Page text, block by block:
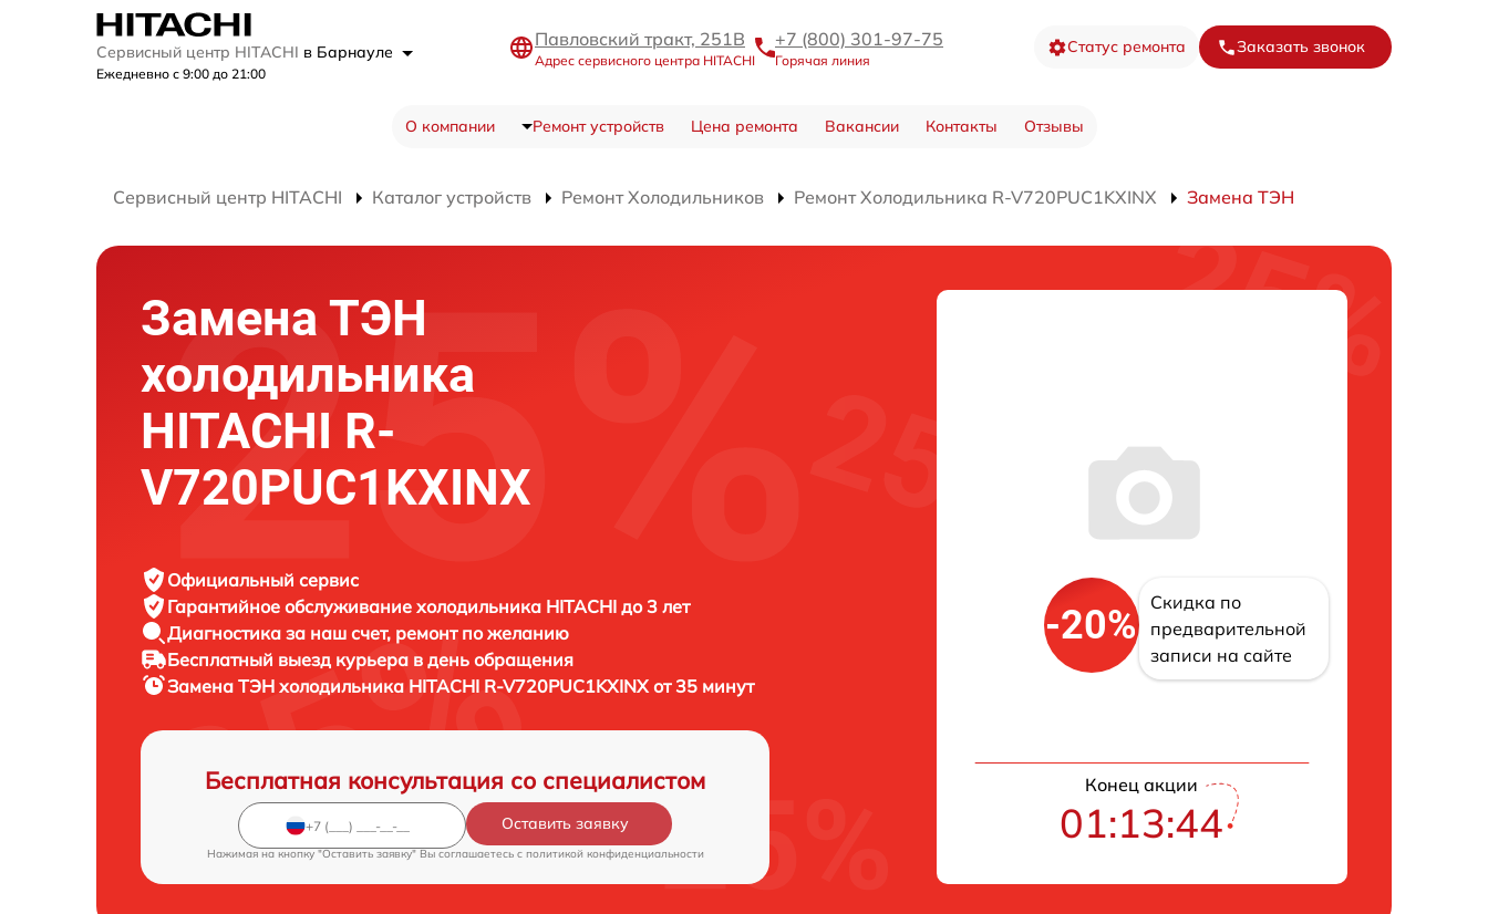
Сервисный центр HITACHI в Барнауле
Ежедневно с 9:00 до 21:00
Павловский тракт, 251В
Адрес сервисного центра HITACHI
+7 (800) 301-97-75
Горячая линия
Статус ремонта Заказать звонок
О компании Ремонт устройств Цена ремонта Вакансии Контакты Отзывы
Сервисный центр HITACHI Каталог устройств Ремонт Холодильников Ремонт Холодильника R-V720PUC1KXINX Замена ТЭН
Замена ТЭН
холодильника
HITACHI R-
V720PUC1KXINX
Официальный сервис
Гарантийное обслуживание холодильника HITACHI до 3 лет
Диагностика за наш счет, ремонт по желанию
Бесплатный выезд курьера в день обращения
Замена ТЭН холодильника HITACHI R-V720PUC1KXINX от 35 минут
Бесплатная консультация со специалистом
Оставить заявку
Нажимая на кнопку "Оставить заявку" Вы соглашаетесь c политикой конфиденциальности
-20%
Скидка по
предварительной
записи на сайте
Конец акции
01:13:43